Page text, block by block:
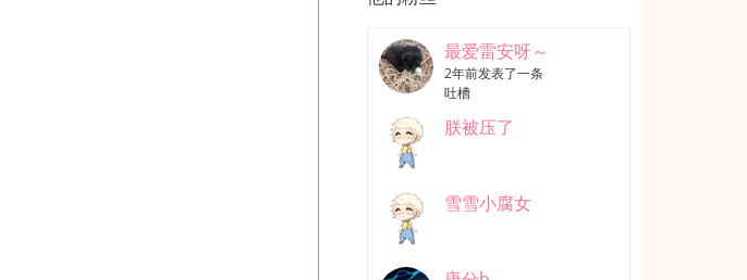
最爱雷安呀～
2年前发表了一条
吐槽
朕被压了
雪雪小腐女